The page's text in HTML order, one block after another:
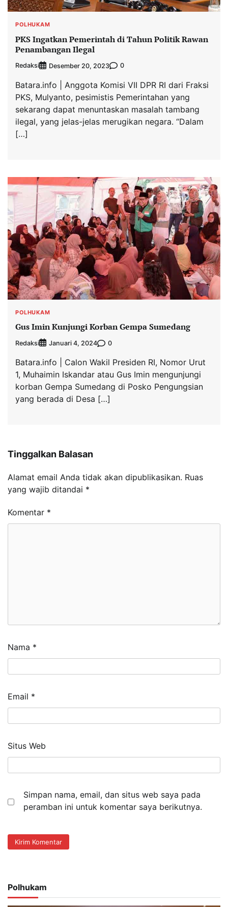
POLHUKAM
PKS Ingatkan Pemerintah di Tahun Politik Rawan
Penambangan Ilegal
Redaksi Desember 20, 2023 0
Batara.info | Anggota Komisi VII DPR RI dari Fraksi
PKS, Mulyanto, pesimistis Pemerintahan yang
sekarang dapat menuntaskan masalah tambang
ilegal, yang jelas-jelas merugikan negara. “Dalam
[…]
POLHUKAM
Gus Imin Kunjungi Korban Gempa Sumedang
Redaksi Januari 4, 2024 0
Batara.info | Calon Wakil Presiden RI, Nomor Urut
1, Muhaimin Iskandar atau Gus Imin mengunjungi
korban Gempa Sumedang di Posko Pengungsian
yang berada di Desa […]
Tinggalkan Balasan
Alamat email Anda tidak akan dipublikasikan. Ruas
yang wajib ditandai *
Komentar *
Nama *
Email *
Situs Web
Simpan nama, email, dan situs web saya pada
peramban ini untuk komentar saya berikutnya.
Polhukam